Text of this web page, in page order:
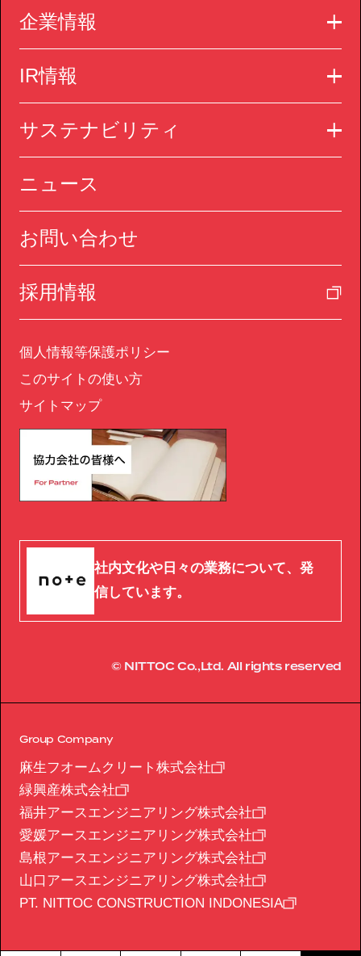
企業情報
IR情報
サステナビリティ
ニュース
お問い合わせ
採用情報
個人情報等保護ポリシー
このサイトの使い方
サイトマップ
社内文化や日々の業務について、発
信しています。
© NITTOC Co.,Ltd. All rights reserved
Group Company
麻生フオームクリート株式会社
緑興産株式会社
福井アースエンジニアリング株式会社
愛媛アースエンジニアリング株式会社
島根アースエンジニアリング株式会社
山口アースエンジニアリング株式会社
PT. NITTOC CONSTRUCTION INDONESIA